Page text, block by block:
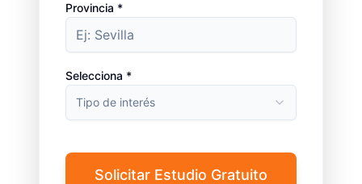
Provincia *
Selecciona *
Tipo de interés
Solicitar Estudio Gratuito